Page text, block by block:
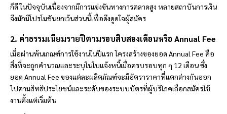
ก็ดี ในปัจจุบันเนื่องจากมีการแข่งขันทางการตลาดสูง หลายสถาบันการเงิน
จึงมักมีโปรโมชันยกเว้นส่วนนี้เพื่อดึงดูดใจผู้สมัคร
2. ค่าธรรมเนียมรายปีตามรอบสิบสองเดือนหรือ Annual Fee
เมื่อผ่านพ้นเกณฑ์การใช้งานในปีแรก โครงสร้างของยอด Annual Fee คือ
สิ่งที่จะถูกคำนวณและระบุในใบแจ้งหนี้เมื่อครบรอบทุก ๆ 12 เดือน ซึ่ง
ยอด Annual Fee ของแต่ละผลิตภัณฑ์จะมีอัตราราคาที่แตกต่างกันออก
ไปตามสิทธิประโยชน์และระดับของระบบบัตรที่ผู้บริโภคเลือกสมัครใช้
งานตั้งแต่เริ่มต้น